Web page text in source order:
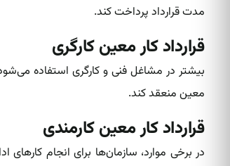
مدت قرارداد پرداخت کند.
قرارداد کار معین کارگری
بیشتر در مشاغل فنی و کارگری استفاده
معین منعقد کند.
قرارداد کار معین کارمندی
در برخی موارد، سازمان‌ها برای انجام کارهای